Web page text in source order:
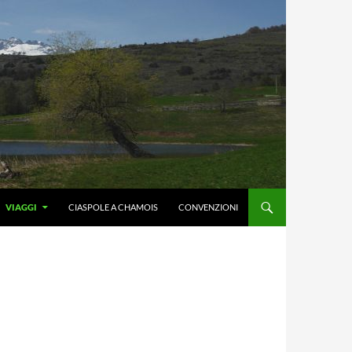
VIAGGI CIASPOLE A CHAMOIS CONVENZIONI